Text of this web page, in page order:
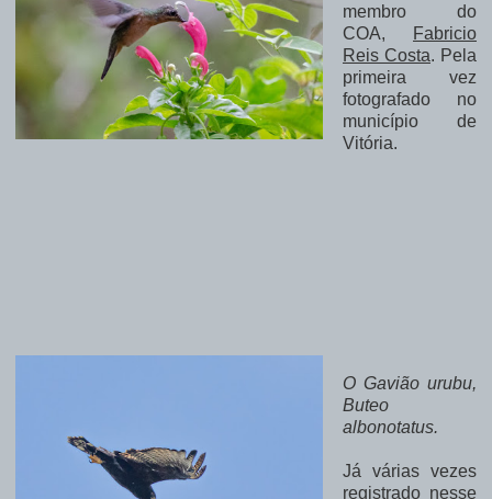
membro do
COA,
Fabricio
Reis Costa. Pela
primeira vez
fotografado no
município de
Vitória.
O Gavião urubu,
Buteo
albonotatus.
Já várias vezes
registrado nesse